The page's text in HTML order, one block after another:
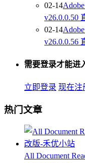
02-14
v26.0.0.50
02-14
v26.0.0.56
需要登录才能进
立即登录 现在注
热门文章
All Document